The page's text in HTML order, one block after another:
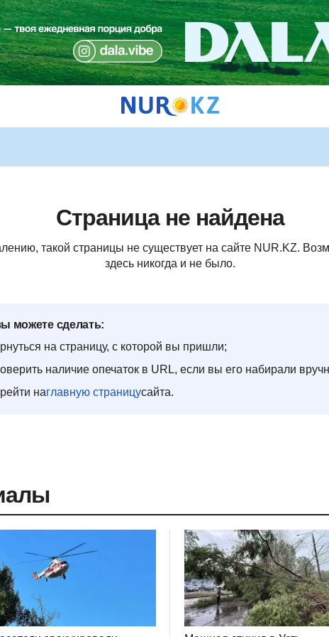
Страница не найдена
такой страницы не существует на сайте NUR.KZ.
здесь никогда и не было.
можете сделать:
на страницу, с которой вы пришли;
наличие опечаток в URL, если вы его набирали
наглавную страницусайта.